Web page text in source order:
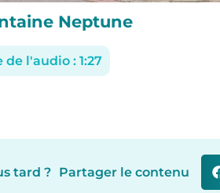
Neptune
de l'audio : 1:27
tard ? Partager le contenu